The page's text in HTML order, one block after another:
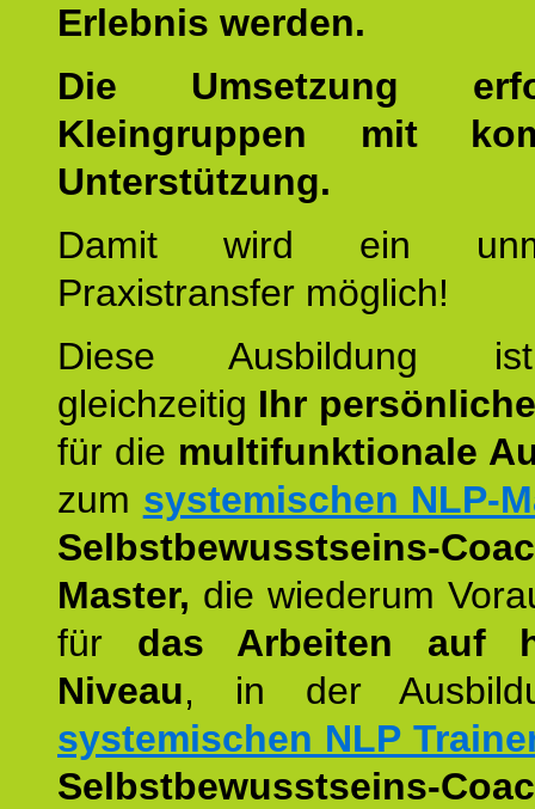
Erlebnis werden.
Die Umsetzung
Kleingruppen mit
Unterstützung.
Damit wird ein
Praxistransfer möglich!
Diese Ausbildung
gleichzeitig Ihr
für die multifunktionale
zum systemischen NLP-
Selbstbewusstseins-
Master, die wiederum
für das Arbeiten auf
Niveau, in der
systemischen NLP
Selbstbewusstseins-